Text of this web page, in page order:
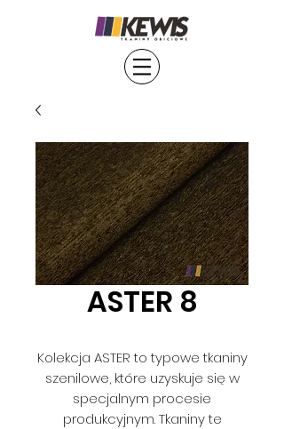
ASTER 8
Kolekcja ASTER to typowe tkaniny
szenilowe, które uzyskuje się w
specjalnym procesie
produkcyjnym. Tkaniny te